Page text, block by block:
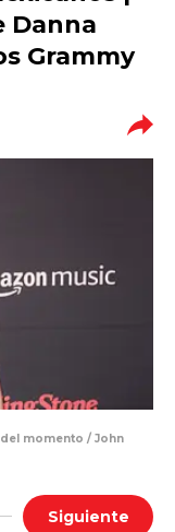
Danna
Grammy
momento / John
Siguiente